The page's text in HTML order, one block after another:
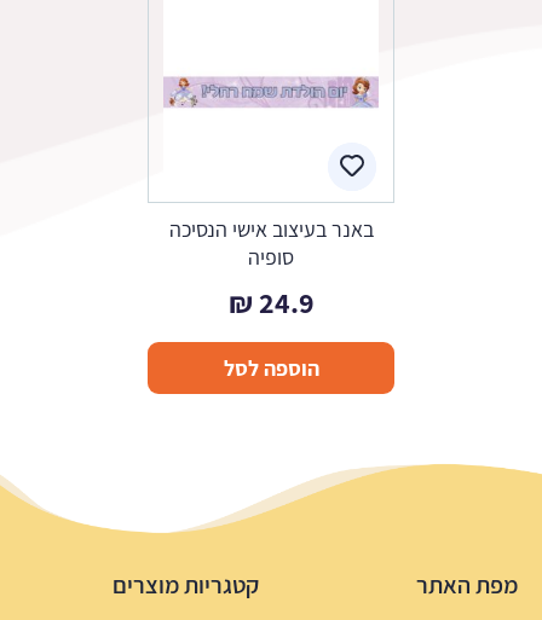
באנר בעיצוב אישי הנסיכה
סופיה
24.9
₪
הוספה לסל
מפת האתר קטגריות מוצרים